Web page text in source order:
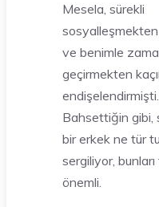
Mesela, sürekli
sosyalleşmekten
ve benimle
geçirmekten
endişelendirmişti.
Bahsettiğin gibi,
bir erkek ne tür
sergiliyor,
önemli.